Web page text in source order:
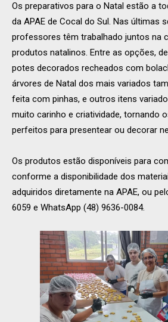
Os preparativos para o Natal estão a
da APAE de Cocal do Sul. Nas últimas
professores têm trabalhado juntos na
produtos natalinos. Entre as opções,
potes decorados recheados com
árvores de Natal dos mais variados
feita com pinhas, e outros itens
muito carinho e criatividade, tornando
perfeitos para presentear ou decorar
Os produtos estão disponíveis para
conforme a disponibilidade dos
adquiridos diretamente na APAE, ou
6059 e WhatsApp (48) 9636-0084.